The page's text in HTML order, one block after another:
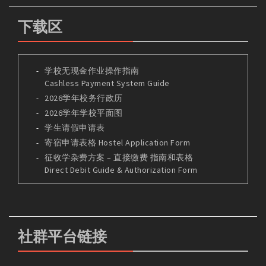
下载区
学校无现金作业操作指南
Cashless Payment System Guide
2026学年校务行政历
2026学年学校平面图
学生请假申请表
寄宿申请表格 Hostel Application Form
征收学杂费方案 – 直接缴费 指南和表格
Direct Debit Guide & Authorization Form
社群平台链接